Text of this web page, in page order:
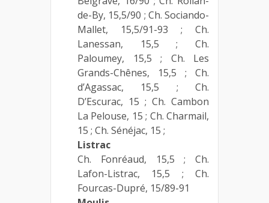
de-By, 15,5/90 ; Ch. Sociando-
Mallet, 15,5/91-93 ; Ch.
Lanessan, 15,5 ; Ch.
Paloumey, 15,5 ; Ch. Les
Grands-Chênes, 15,5 ; Ch.
d’Agassac, 15,5 ; Ch.
D’Escurac, 15 ; Ch. Cambon
La Pelouse, 15 ; Ch. Charmail,
15 ; Ch. Sénéjac, 15 ;
Listrac
Ch. Fonréaud, 15,5 ; Ch.
Lafon-Listrac, 15,5 ; Ch.
Fourcas-Dupré, 15/89-91